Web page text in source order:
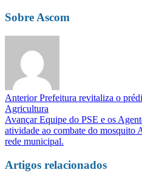
Sobre Ascom
AnteriorPrefeitura revitaliza o
Agricultura
AvançarEquipe do PSE e os
atividade ao combate do mosquito
rede municipal.
Artigos relacionados